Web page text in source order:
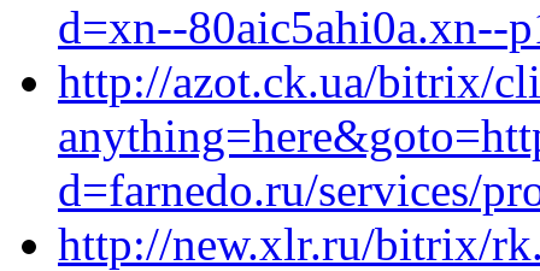
d=xn--80aic5ahi0a.xn--
http://azot.ck.ua/bitrix/
d=farnedo.ru/services/
http://new.xlr.ru/bitrix/